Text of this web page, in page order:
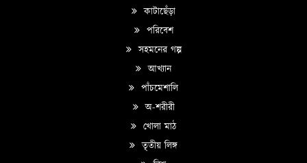
কাটাছেঁড়া
পরিবেশ
সহমনের গল্প
আখ্যান
পাঁচমেশালি
অ-শরীরী
খোলা মাঠ
তৃতীয় লিঙ্গ